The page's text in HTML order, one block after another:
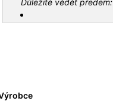
Důležité vědět předem: